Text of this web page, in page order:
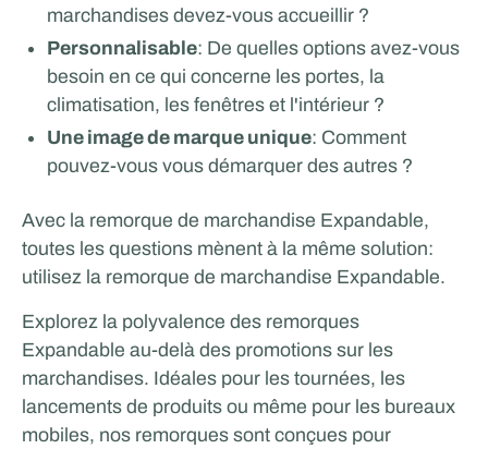
marchandises devez-vous accueillir ?
Personnalisable: De quelles options avez-vous
besoin en ce qui concerne les portes, la
climatisation, les fenêtres et l'intérieur ?
Une image de marque unique: Comment
pouvez-vous vous démarquer des autres ?
Avec la remorque de marchandise Expandable,
toutes les questions mènent à la même solution:
utilisez la remorque de marchandise Expandable.
Explorez la polyvalence des remorques
Expandable au-delà des promotions sur les
marchandises. Idéales pour les tournées, les
lancements de produits ou même pour les bureaux
mobiles, nos remorques sont conçues pour